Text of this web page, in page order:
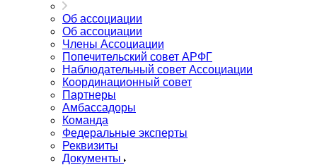
Об ассоциации
Об ассоциации
Члены Ассоциации
Попечительский совет АРФГ
Наблюдательный совет Ассоциации
Координационный совет
Партнеры
Амбассадоры
Команда
Федеральные эксперты
Реквизиты
Документы